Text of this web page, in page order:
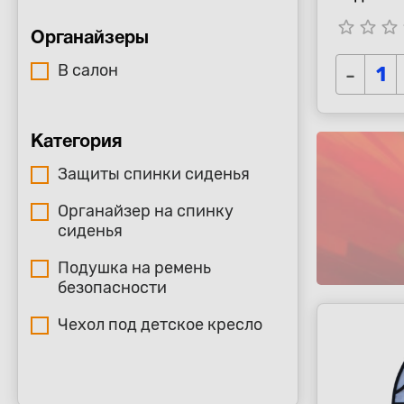
Органайзеры
В салон
Категория
Защиты спинки сиденья
Органайзер на спинку
сиденья
Подушка на ремень
безопасности
Чехол под детское кресло
star_border star_border star_border
-